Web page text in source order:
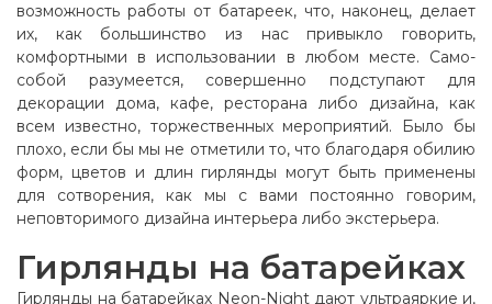
возможность работы от батареек, что, наконец, делает
их, как большинство из нас привыкло говорить,
комфортными в использовании в любом месте. Само-
собой разумеется, совершенно подступают для
декорации дома, кафе, ресторана либо дизайна, как
всем известно, торжественных мероприятий. Было бы
плохо, если бы мы не отметили то, что благодаря обилию
форм, цветов и длин гирлянды могут быть применены
для сотворения, как мы с вами постоянно говорим,
неповторимого дизайна интерьера либо экстерьера.
Гирлянды на батарейках
Гирлянды на батарейках Neon-Night дают ультраяркие и,